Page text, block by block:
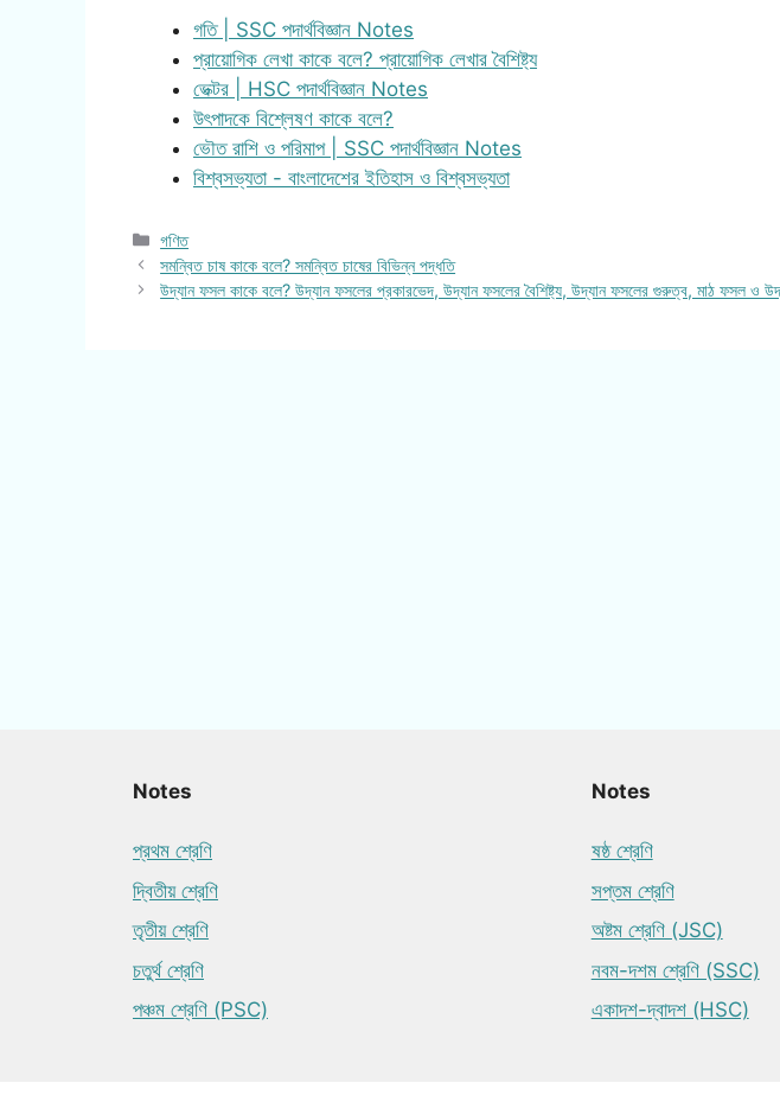
গতি | SSC পদার্থবিজ্ঞান Notes
প্রায়োগিক লেখা কাকে বলে? প্রায়োগিক লেখার বৈশিষ্ট্য
ভেক্টর | HSC পদার্থবিজ্ঞান Notes
উৎপাদকে বিশ্লেষণ কাকে বলে?
ভৌত রাশি ও পরিমাপ | SSC পদার্থবিজ্ঞান Notes
বিশ্বসভ্যতা - বাংলাদেশের ইতিহাস ও বিশ্বসভ্যতা
Categories
গণিত
সমন্বিত চাষ কাকে বলে? সমন্বিত চাষের বিভিন্ন পদ্ধতি
উদ্যান ফসল কাকে বলে? উদ্যান ফসলের প্রকারভেদ, উদ্যান ফসলের বৈশিষ্ট্য, উদ্যান ফসলের গুরুত্ব, মাঠ ফসল ও
Notes
প্রথম শ্রেণি
দ্বিতীয় শ্রেণি
তৃতীয় শ্রেণি
চতুর্থ শ্রেণি
পঞ্চম শ্রেণি (PSC)
Notes
ষষ্ঠ শ্রেণি
সপ্তম শ্রেণি
অষ্টম শ্রেণি (JSC)
নবম-দশম শ্রেণি (SSC)
একাদশ-দ্বাদশ (HSC)